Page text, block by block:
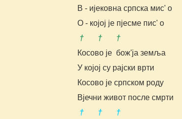
В - ијековна српска мис' о
O - којој је пјесме пис' о
† † †
Косово је бож'ја земља
У којој су рајски врти
Косово је српском роду
Вјечни живот после смрти
† † †